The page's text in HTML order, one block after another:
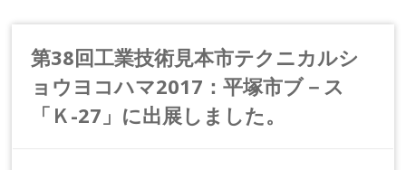
第38回工業技術見本市テクニカルシ
ョウヨコハマ2017：平塚市ブ－ス
「Ｋ-27」に出展しました。